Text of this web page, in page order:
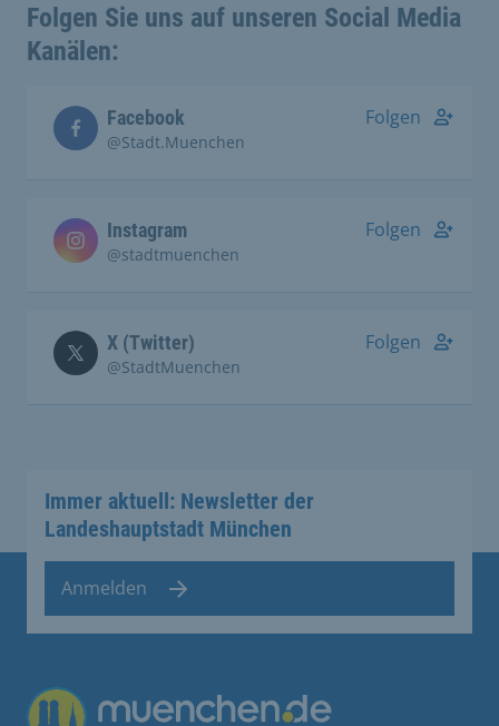
Folgen Sie uns auf unseren Social Media
Kanälen:
Facebook
@Stadt.Muenchen
Folgen
Instagram
@stadtmuenchen
Folgen
X (Twitter)
@StadtMuenchen
Folgen
Immer aktuell: Newsletter der
Landeshauptstadt München
Anmelden
Übergreifende Links